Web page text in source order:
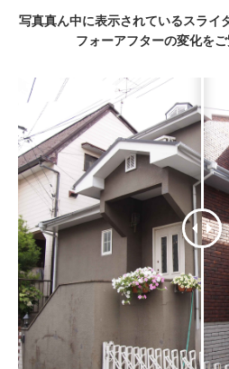
写真真ん中に表示されているスライ
フォーアフターの変化をご